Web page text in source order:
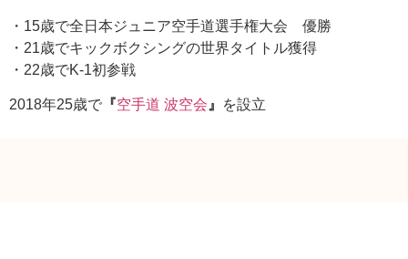
・15歳で全日本ジュニア空手道選手権大会 優勝
・21歳でキックボクシングの世界タイトル獲得
・22歳でK-1初参戦
2018年25歳で 『空手道 波空会 』 を設立